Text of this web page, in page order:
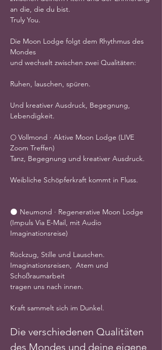
an die, die du bist.
Truly You.
Die Moon Lodge folgt dem Rhythmus des
Mondes
und wechselt zwischen zwei Qualitäten:
Ruhen, lauschen, spüren.
Und kreativer Ausdruck, Begegnung,
Lebendigkeit.
🌕 Vollmond · Aktive Moon Lodge (LIVE
Zoom Treffen)
Tanz, Begegnung und kreativer Ausdruck.
Weibliche Schöpferkraft kommt in Fluss.
🌑 Neumond · Regenerative Moon Lodge
(Impuls Via E-Mail, mit Audio
Imaginationsreise)
Rückzug, Stille und Lauschen.
Imaginationsreisen,  Atem und
Schoßraumarbeit
tragen uns nach innen.
Kraft sammelt sich im Dunkel.
Die verschiedenen Qualitäten
des Mondes und deine eigene